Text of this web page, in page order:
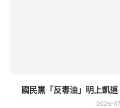
國民黨「反毒油」明上凱
2026-